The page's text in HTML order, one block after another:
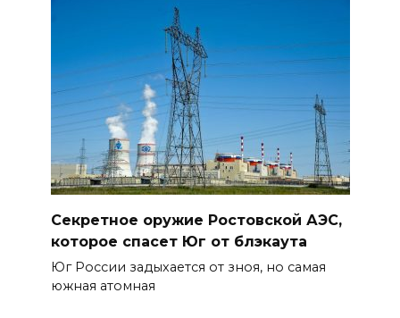
этапа премии
#МЫВМЕСТЕ-2026 на Дону
победителями признаны 29
проектов
05 августа 2026 18:06
К соглашению о наблюдении
за выборами в Госдуму
05 августа 2026 18:04
Ростовский врач подготовил
Секретное оружие Ростовской АЭС,
которое спасет Юг от блэкаута
Юг России задыхается от зноя, но самая
южная атомная